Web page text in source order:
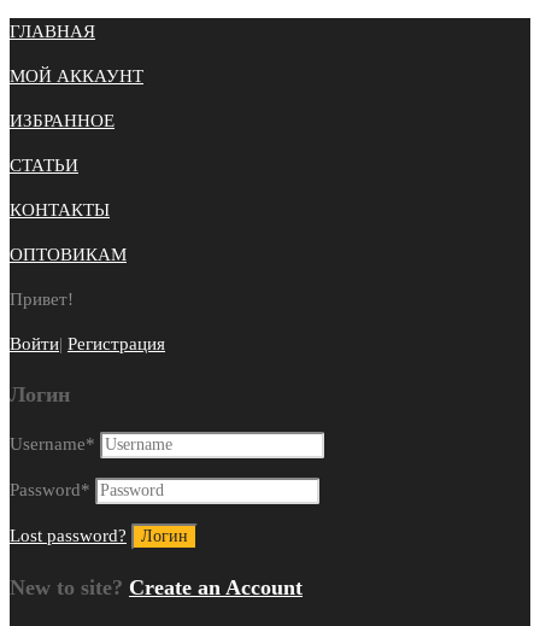
ГЛАВНАЯ
МОЙ АККАУНТ
ИЗБРАННОЕ
СТАТЬИ
КОНТАКТЫ
ОПТОВИКАМ
Привет!
Войти| Регистрация
Логин
Username*
Password*
Lost password?
New to site? Create an Account